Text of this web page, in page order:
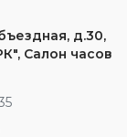
д.30,
Салон часов